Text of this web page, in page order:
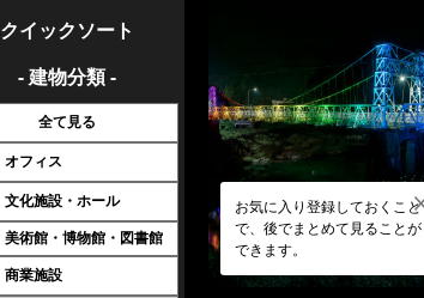
クイックソート
- 建物分類 -
全て見る
オフィス
文化施設・ホール
美術館・博物館・図書館
商業施設
お気に入り登録しておくこと
で、後でまとめて見ることが
できます。